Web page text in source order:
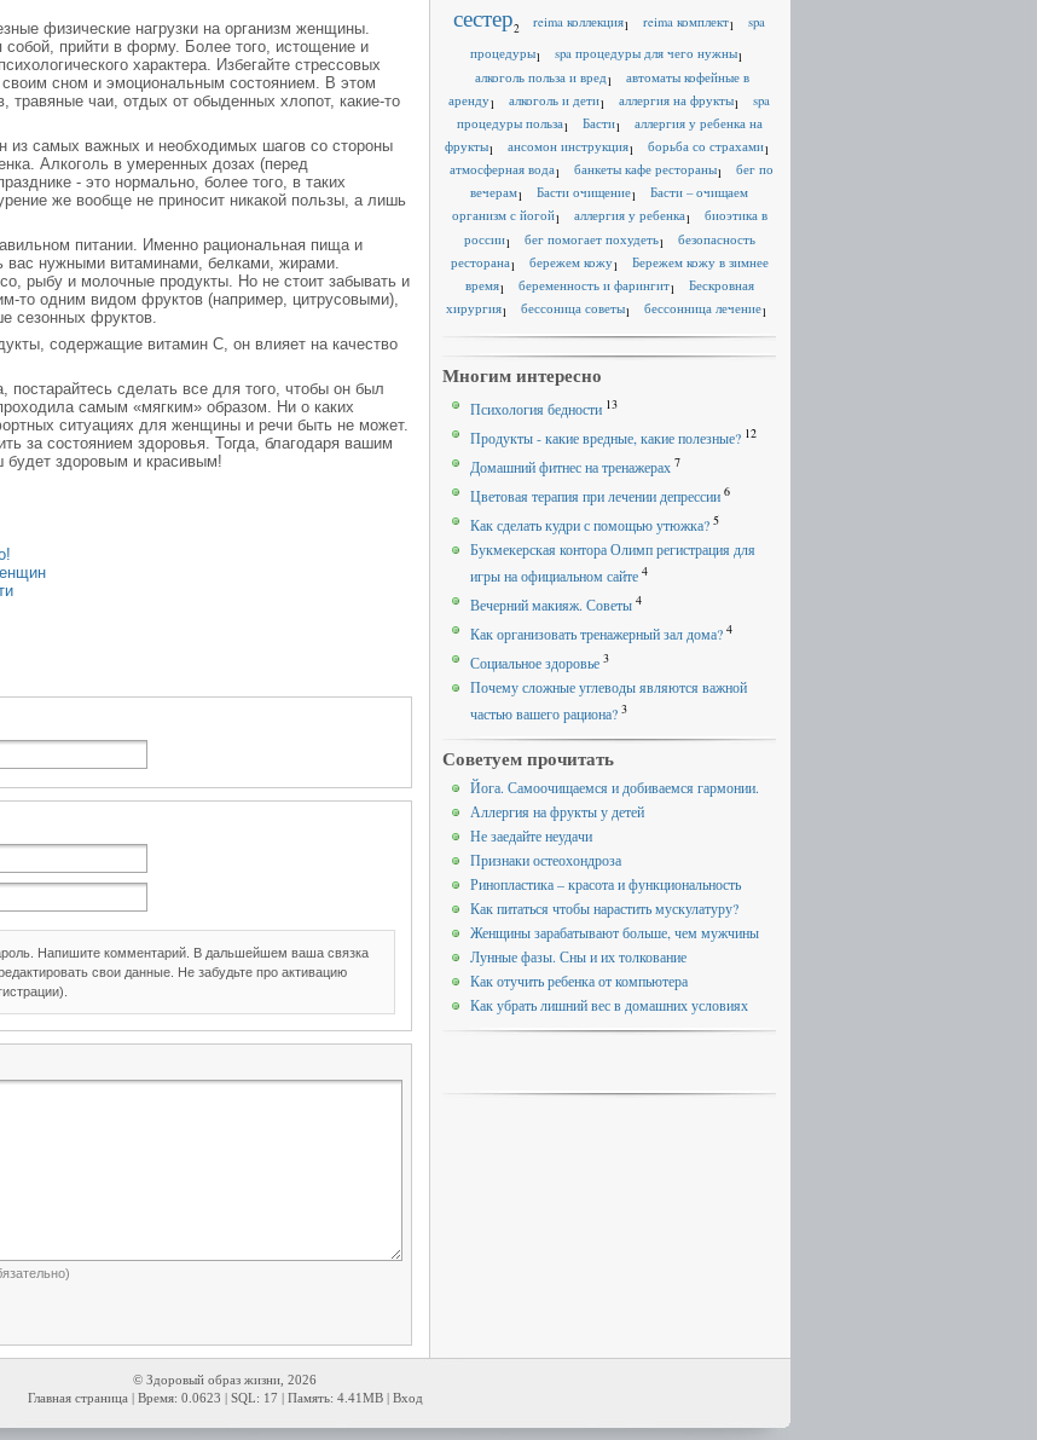
физические нагрузки на организм женщины.
собой, прийти в форму. Более того, истощение и
характера. Избегайте стрессовых
сном и эмоциональным состоянием. В этом
травяные чаи, отдых от обыденных хлопот, какие-то
из самых важных и необходимых шагов со стороны
Алкоголь в умеренных дозах (перед
- это нормально, более того, в таких
же вообще не приносит никакой пользы, а лишь
питании. Именно рациональная пища и
вас нужными витаминами, белками, жирами.
рыбу и молочные продукты. Но не стоит забывать и
то одним видом фруктов (например, цитрусовыми),
сезонных фруктов.
содержащие витамин С, он влияет на качество
постарайтесь сделать все для того, чтобы он был
самым «мягким» образом. Ни о каких
ситуациях для женщины и речи быть не может.
за состоянием здоровья. Тогда, благодаря вашим
здоровым и красивым!
Напишите комментарий. В дальшейшем ваша связка
свои данные. Не забудьте про активацию
сестер2 reima коллекция1 reima комплект1
spa
процедуры1 spa процедуры для чего нужны1
алкоголь польза и вред1
автоматы кофейные в
аренду1 алкоголь и дети1 аллергия на фрукты1
spa
процедуры польза1 Басти1
аллергия у ребенка на
фрукты1 ансомон инструкция1 борьба со страхами1
атмосферная вода1 банкеты кафе рестораны1
бег по
вечерам1 Басти очищение1
Басти – очищаем
организм с йогой1 аллергия у ребенка1
биоэтика в
россии1 бег помогает похудеть1
безопасность
ресторана1 бережем кожу1
Бережем кожу в зимнее
время1 беременность и фарингит1
Бескровная
хирургия1 бессоница советы1 бессонница лечение1
Многим интересно
Психология бедности 13
Продукты - какие вредные, какие полезные? 12
Домашний фитнес на тренажерах 7
Цветовая терапия при лечении депрессии 6
Как сделать кудри с помощью утюжка? 5
Букмекерская контора Олимп регистрация для
игры на официальном сайте 4
Вечерний макияж. Советы 4
Как организовать тренажерный зал дома? 4
Социальное здоровье 3
Почему сложные углеводы являются важной
частью вашего рациона? 3
Советуем прочитать
Йога. Самоочищаемся и добиваемся гармонии.
Аллергия на фрукты у детей
Не заедайте неудачи
Признаки остеохондроза
Ринопластика – красота и функциональность
Как питаться чтобы нарастить мускулатуру?
Женщины зарабатывают больше, чем мужчины
Лунные фазы. Сны и их толкование
Как отучить ребенка от компьютера
Как убрать лишний вес в домашних условиях
© Здоровый образ жизни, 2026
Главная страница | Время: 0.0623 | SQL: 17 | Память: 4.41MB | Вход